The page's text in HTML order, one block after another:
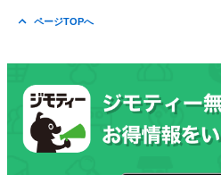
ページTOPへ